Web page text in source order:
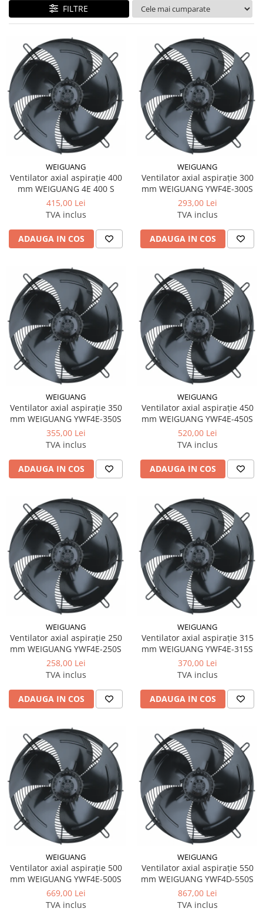
FILTRE
WEIGUANG
Ventilator axial aspirație 400
mm WEIGUANG 4E 400 S
415,00 Lei
TVA inclus
ADAUGA IN COS
WEIGUANG
Ventilator axial aspirație 300
mm WEIGUANG YWF4E-300S
293,00 Lei
TVA inclus
ADAUGA IN COS
WEIGUANG
Ventilator axial aspirație 350
mm WEIGUANG YWF4E-350S
355,00 Lei
TVA inclus
ADAUGA IN COS
WEIGUANG
Ventilator axial aspirație 450
mm WEIGUANG YWF4E-450S
520,00 Lei
TVA inclus
ADAUGA IN COS
WEIGUANG
Ventilator axial aspirație 250
mm WEIGUANG YWF4E-250S
258,00 Lei
TVA inclus
ADAUGA IN COS
WEIGUANG
Ventilator axial aspirație 315
mm WEIGUANG YWF4E-315S
370,00 Lei
TVA inclus
ADAUGA IN COS
WEIGUANG
Ventilator axial aspirație 500
mm WEIGUANG YWF4E-500S
669,00 Lei
TVA inclus
WEIGUANG
Ventilator axial aspirație 550
mm WEIGUANG YWF4D-550S
867,00 Lei
TVA inclus